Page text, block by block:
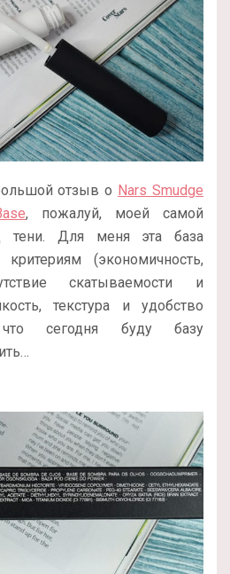
отзыв о Nars Smudge
, пожалуй, моей самой
тени. Для меня эта база
(экономичность,
скатываемости и
текстура и удобство
сегодня буду базу